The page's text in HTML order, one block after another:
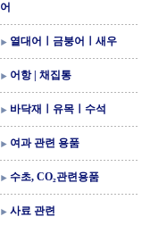
어
열대어ㅣ금붕어ㅣ새우
어항 | 채집통
바닥재ㅣ유목ㅣ수석
여과 관련 용품
수초, CO₂관련용품
사료 관련